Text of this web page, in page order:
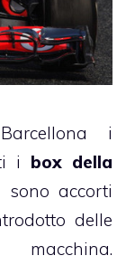
i
i box della
accorti
delle